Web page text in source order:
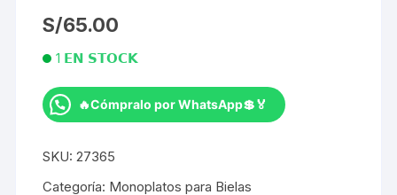
S/65.00
1 𝗘𝗡 𝗦𝗧𝗢𝗖𝗞
MONOPLATO
96+94BCD
SIMETRICO
🔥Cómpralo por WhatsApp💲🏅
SKU:27365
Categoría: Monoplatos para Bielas